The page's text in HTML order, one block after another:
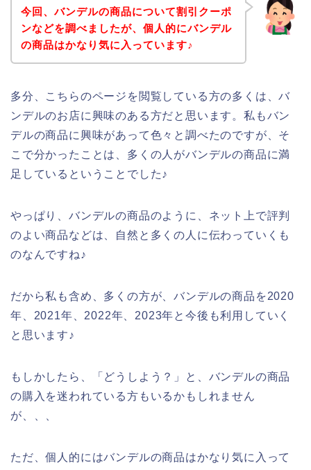
今回、バンデルの商品について割引クーポ
ンなどを調べましたが、個人的にバンデル
の商品はかなり気に入っています♪
多分、こちらのページを閲覧している方の多くは、バ
ンデルのお店に興味のある方だと思います。私もバン
デルの商品に興味があって色々と調べたのですが、そ
こで分かったことは、多くの人がバンデルの商品に満
足しているということでした♪
やっぱり、バンデルの商品のように、ネット上で評判
のよい商品などは、自然と多くの人に伝わっていくも
のなんですね♪
だから私も含め、多くの方が、バンデルの商品を2020
年、2021年、2022年、2023年と今後も利用していく
と思います♪
もしかしたら、「どうしよう？」と、バンデルの商品
の購入を迷われている方もいるかもしれません
が、、、
ただ、個人的にはバンデルの商品はかなり気に入って